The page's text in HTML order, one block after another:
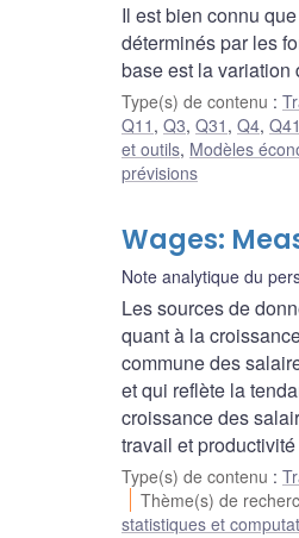
Il est bien connu
déterminés par les
base est la variation
Type(s) de contenu :
Q11 , Q3, Q31 , Q4, Q41
et outils, Modèles
prévisions
Wages:
Note analytique du
Les sources de
quant à la
commune des
et qui reflète la
croissance des
travail et
Type(s) de contenu :
Thème(s) de
statistiques et